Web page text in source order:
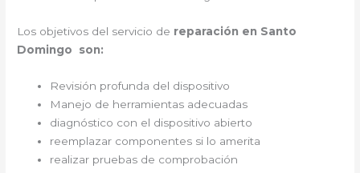
Los objetivos del servicio de reparación en Santo
Domingo son:
Revisión profunda del dispositivo
Manejo de herramientas adecuadas
diagnóstico con el dispositivo abierto
reemplazar componentes si lo amerita
realizar pruebas de comprobación